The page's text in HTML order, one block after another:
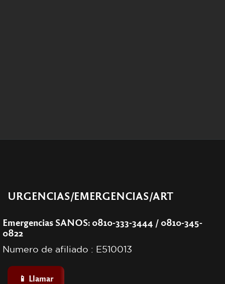
URGENCIAS/EMERGENCIAS/ART
Emergencias SANOS: 0810-333-3444 / 0810-345-
0822
Numero de afiliado : E510013
📱 Llamar